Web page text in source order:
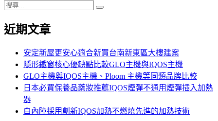
搜
關
近期文章
安定新屋更安心適合新買台南新東區大樓建案
隱形鐵窗核心優缺點比較GLO主機與IQOS主機
GLO主機與IQOS主機、Ploom 主機等同類品牌比較
日本必買保養品藥妝推薦IQOS煙彈不通用煙彈插入加熱
器
白內障採用創新IQOS加熱不燃燒先進的加熱技術